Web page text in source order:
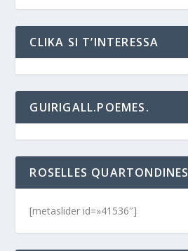
CLIKA SI T’INTERESSA
GUIRIGALL.POEMES.
ROSELLES QUARTONDINES
[metaslider id=»41536″]